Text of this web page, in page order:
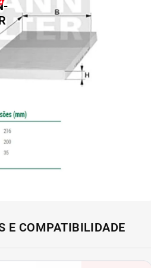
E COMPATIBILIDADE